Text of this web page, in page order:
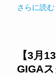
さらに読む
【3月
GIGA